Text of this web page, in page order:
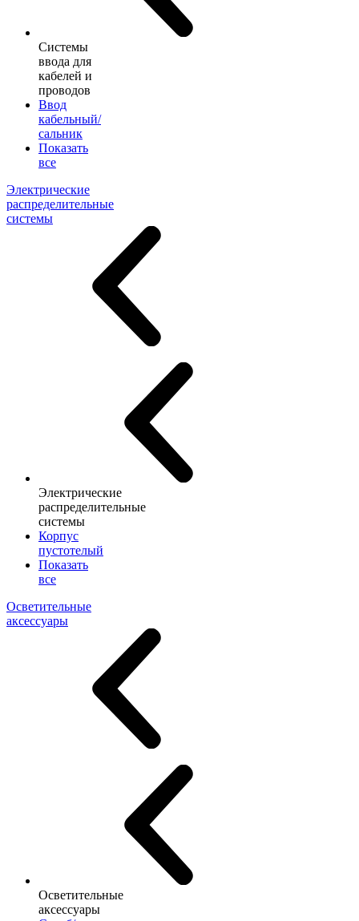
Системы
ввода для
кабелей и
проводов
Ввод
кабельный/
сальник
Показать
все
Электрические
распределительные
системы
Электрические
распределительные
системы
Корпус
пустотелый
Показать
все
Осветительные
аксессуары
Осветительные
аксессуары